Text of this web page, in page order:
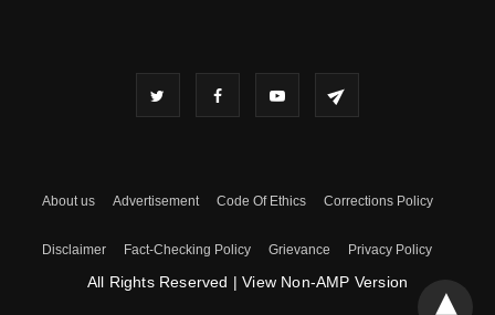
About us Advertisement Code Of Ethics Corrections Policy
Disclaimer Fact-Checking Policy Grievance Privacy Policy
All Rights Reserved | View Non-AMP Version